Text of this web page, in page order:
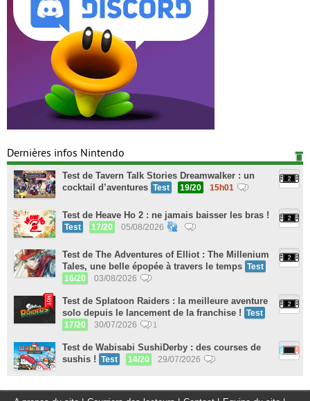
Dernières infos Nintendo
Test de Tavern Talk Stories Dreamwalker : un
cocktail d’aventures Test 19/20 15h01
Test de Heave Ho 2 : ne jamais baisser les bras !
Test 17/20 05/08/2026
Test de The Adventures of Elliot : The Millenium
Tales, une belle épopée à travers le temps Test
16/20
03/08/2026
Test de Splatoon Raiders : la meilleure aventure
solo depuis le lancement de la franchise !
Test
17/20
30/07/2026 1
Test de Wabisabi SushiDerby : des courses de
sushis !
Test 14/20 29/07/2026